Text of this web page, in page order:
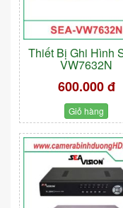
Thiết Bị Ghi Hình
VW7632N
600.000 đ
Giỏ hàng